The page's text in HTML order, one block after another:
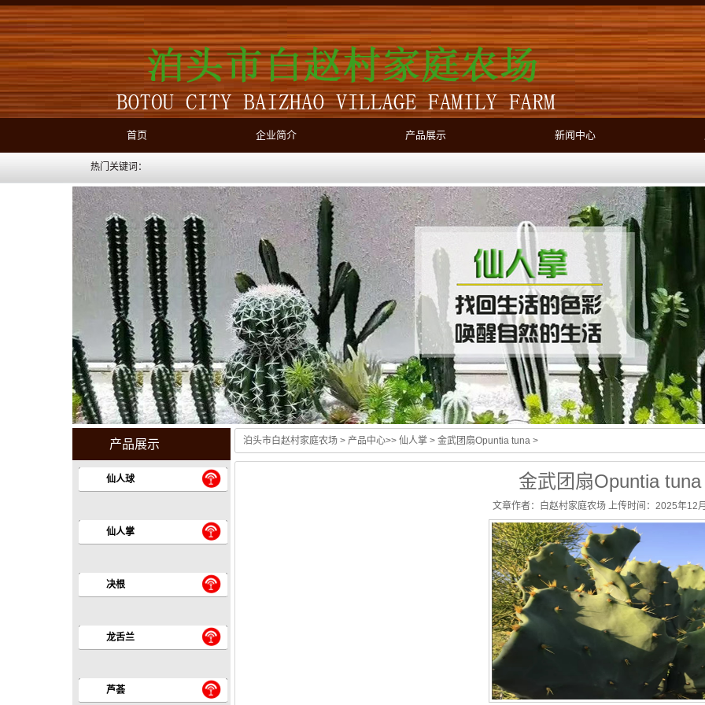
首页 企业简介 产品展示 新闻中心
热门关键词：
产品展示
仙人球
仙人掌
决根
龙舌兰
芦荟
泊头市白赵村家庭农场 > 产品中心>> 仙人掌 > 金武团扇Opuntia tuna >
金武团扇Opuntia tuna
文章作者：白赵村家庭农场 上传时间：2025年12